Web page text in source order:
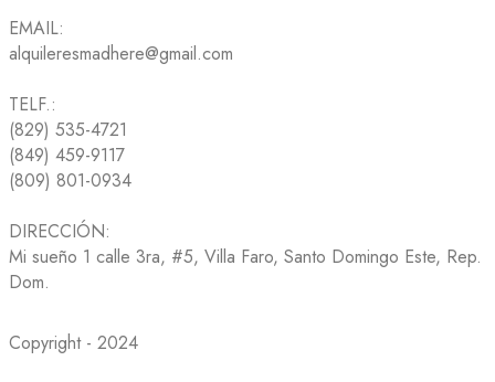
EMAIL:
alquileresmadhere@gmail.com
TELF.:
(829) 535-4721
(849) 459-9117
(809) 801-0934
DIRECCIÓN:
Mi sueño 1 calle 3ra, #5, Villa Faro, Santo Domingo Este, Rep.
Dom.
Copyright - 2024